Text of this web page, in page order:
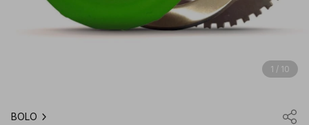
1 / 10
BOLO